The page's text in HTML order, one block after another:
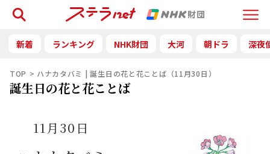
Menu
検索
新着 ランキング NHK財団 大河 朝ドラ 深夜
TOP ハナカタバミ | 誕生日の花と花ことば（11月30日）
誕生日の花と花ことば
11月30日